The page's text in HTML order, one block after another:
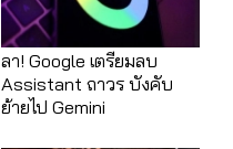
ลา! Google เตรียมลบ
Assistant ถาวร บังคับ
ย้ายไป Gemini